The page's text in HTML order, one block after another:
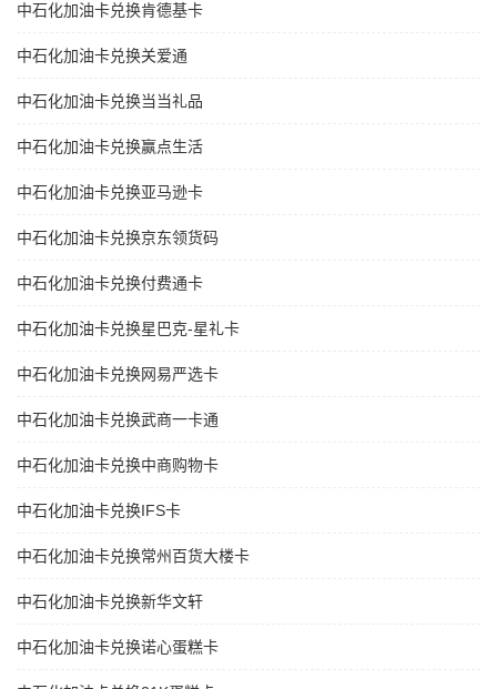
中石化加油卡兑换肯德基卡
中石化加油卡兑换关爱通
中石化加油卡兑换当当礼品
中石化加油卡兑换赢点生活
中石化加油卡兑换亚马逊卡
中石化加油卡兑换京东领货码
中石化加油卡兑换付费通卡
中石化加油卡兑换星巴克-星礼卡
中石化加油卡兑换网易严选卡
中石化加油卡兑换武商一卡通
中石化加油卡兑换中商购物卡
中石化加油卡兑换IFS卡
中石化加油卡兑换常州百货大楼卡
中石化加油卡兑换新华文轩
中石化加油卡兑换诺心蛋糕卡